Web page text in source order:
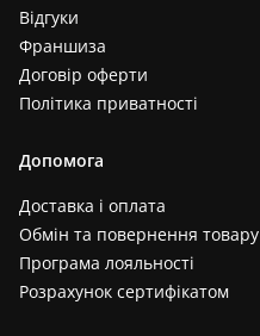
Відгуки
Франшиза
Договір оферти
Політика приватності
Допомога
Доставка і оплата
Обмін та повернення товару
Програма лояльності
Розрахунок сертифікатом